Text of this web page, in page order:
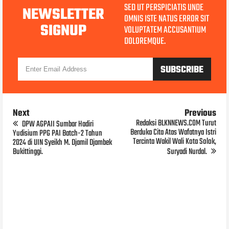
NEWSLETTER
SIGNUP
SED UT PERSPICIATIS UNDE
OMNIS ISTE NATUS ERROR SIT
VOLUPTATEM ACCUSANTIUM
DOLOREMQUE.
Next
DPW AGPAII Sumbar Hadiri
Yudisium PPG PAI Batch-2 Tahun
2024 di UIN Syeikh M. Djamil Djambek
Bukittinggi.
Previous
Redaksi BLKNNEWS.COM Turut
Berduka Cita Atas Wafatnya Istri
Tercinta Wakil Wali Kota Solok,
Suryadi Nurdal.